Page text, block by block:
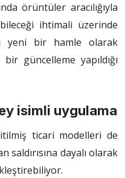
örüntüler aracılığıyla
ihtimali üzerinde
yeni bir hamle olarak
güncelleme yapıldığı
isimli uygulama
ticari modelleri de
saldırısına dayalı olarak